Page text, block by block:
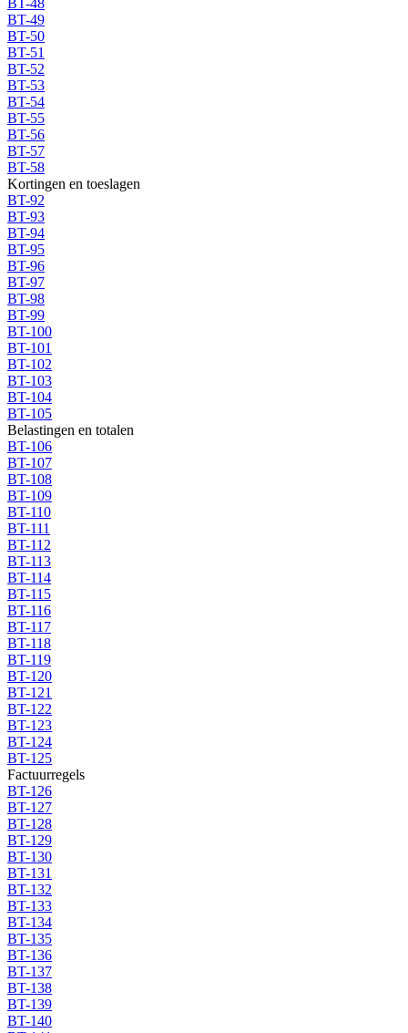
BT-48
BT-49
BT-50
BT-51
BT-52
BT-53
BT-54
BT-55
BT-56
BT-57
BT-58
Kortingen en toeslagen
BT-92
BT-93
BT-94
BT-95
BT-96
BT-97
BT-98
BT-99
BT-100
BT-101
BT-102
BT-103
BT-104
BT-105
Belastingen en totalen
BT-106
BT-107
BT-108
BT-109
BT-110
BT-111
BT-112
BT-113
BT-114
BT-115
BT-116
BT-117
BT-118
BT-119
BT-120
BT-121
BT-122
BT-123
BT-124
BT-125
Factuurregels
BT-126
BT-127
BT-128
BT-129
BT-130
BT-131
BT-132
BT-133
BT-134
BT-135
BT-136
BT-137
BT-138
BT-139
BT-140